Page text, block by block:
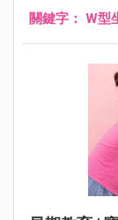
關鍵字： W型